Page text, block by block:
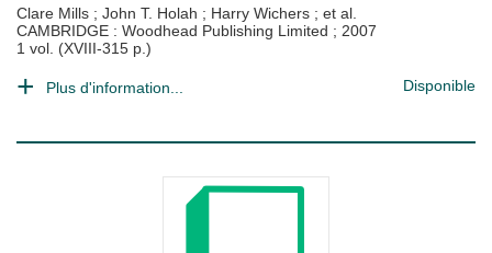
Clare Mills ; John T. Holah ; Harry Wichers ; et al.
CAMBRIDGE : Woodhead Publishing Limited ; 2007
1 vol. (XVIII-315 p.)
Plus d'information... Disponible